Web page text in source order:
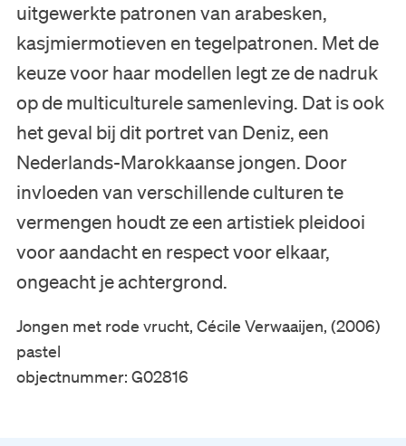
Onderwijs
Steun ons
Zoeken
Tickets
Nederlands
uitgewerkte patronen van arabesken,
kasjmiermotieven en tegelpatronen. Met de
keuze voor haar modellen legt ze de nadruk
op de multiculturele samenleving. Dat is ook
het geval bij dit portret van Deniz, een
Nederlands-Marokkaanse jongen. Door
invloeden van verschillende culturen te
vermengen houdt ze een artistiek pleidooi
voor aandacht en respect voor elkaar,
ongeacht je achtergrond.
Jongen met rode vrucht, Cécile Verwaaijen, (2006)
pastel
objectnummer: G02816